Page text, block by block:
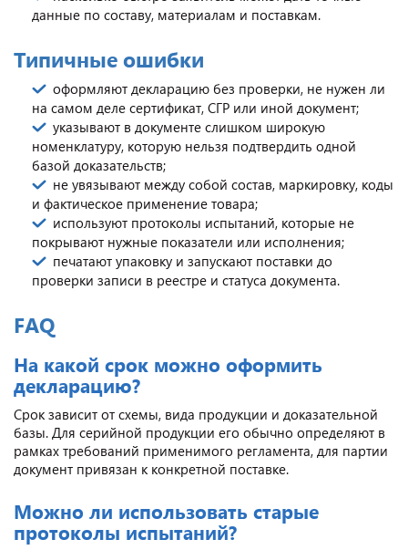
данные по составу, материалам и поставкам.
Типичные ошибки
оформляют декларацию без проверки, не нужен ли
на самом деле сертификат, СГР или иной документ;
указывают в документе слишком широкую
номенклатуру, которую нельзя подтвердить одной
базой доказательств;
не увязывают между собой состав, маркировку, коды
и фактическое применение товара;
используют протоколы испытаний, которые не
покрывают нужные показатели или исполнения;
печатают упаковку и запускают поставки до
проверки записи в реестре и статуса документа.
FAQ
На какой срок можно оформить
декларацию?
Срок зависит от схемы, вида продукции и доказательной
базы. Для серийной продукции его обычно определяют в
рамках требований применимого регламента, для партии
документ привязан к конкретной поставке.
Можно ли использовать старые
протоколы испытаний?